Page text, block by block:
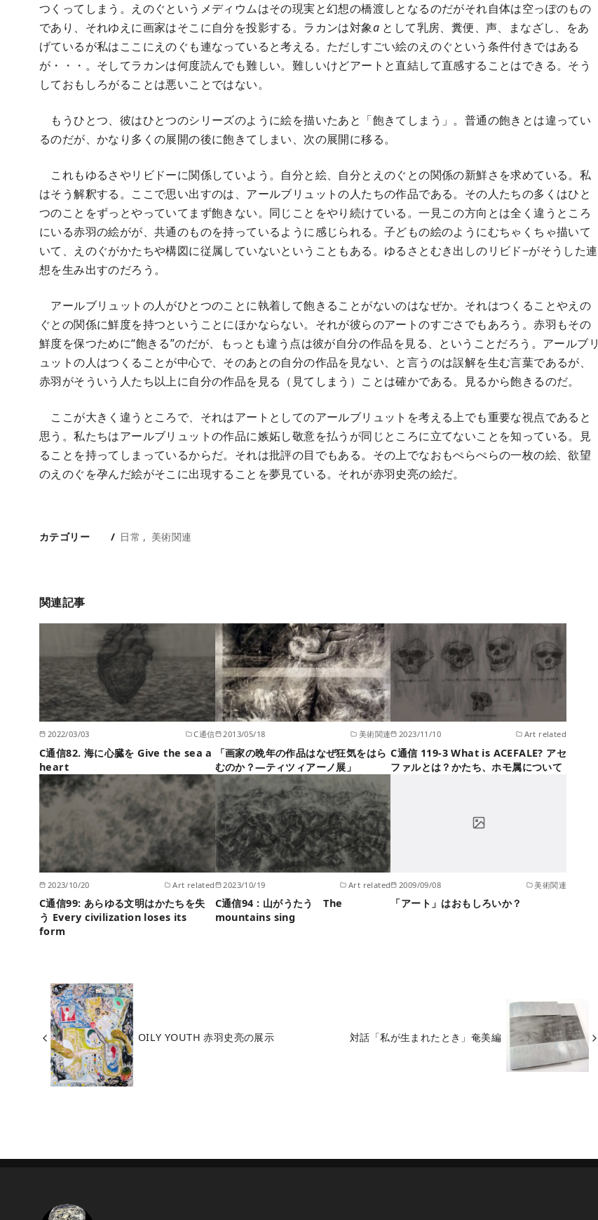
つくってしまう。えのぐというメディウムはその現実と幻想の橋渡しとなるのだがそれ自体は空っぽのもの
であり、それゆえに画家はそこに自分を投影する。ラカンは対象a として乳房、糞便、声、まなざし、をあ
げているが私はここにえのぐも連なっていると考える。ただしすごい絵のえのぐという条件付きではある
が・・・。そしてラカンは何度読んでも難しい。難しいけどアートと直結して直感することはできる。そう
しておもしろがることは悪いことではない。
もうひとつ、彼はひとつのシリーズのように絵を描いたあと「飽きてしまう」。普通の飽きとは違ってい
るのだが、かなり多くの展開の後に飽きてしまい、次の展開に移る。
これもゆるさやリビドーに関係していよう。自分と絵、自分とえのぐとの関係の新鮮さを求めている。私
はそう解釈する。ここで思い出すのは、アールブリュットの人たちの作品である。その人たちの多くはひと
つのことをずっとやっていてまず飽きない。同じことをやり続けている。一見この方向とは全く違うところ
にいる赤羽の絵がが、共通のものを持っているように感じられる。子どもの絵のようにむちゃくちゃ描いて
いて、えのぐがかたちや構図に従属していないということもある。ゆるさとむき出しのリビド−がそうした連
想を生み出すのだろう。
アールブリュットの人がひとつのことに執着して飽きることがないのはなぜか。それはつくることやえの
ぐとの関係に鮮度を持つということにほかならない。それが彼らのアートのすごさでもあろう。赤羽もその
鮮度を保つために“飽きる”のだが、もっとも違う点は彼が自分の作品を見る、ということだろう。アールブリ
ュットの人はつくることが中心で、そのあとの自分の作品を見ない、と言うのは誤解を生む言葉であるが、
赤羽がそういう人たち以上に自分の作品を見る（見てしまう）ことは確かである。見るから飽きるのだ。
ここが大きく違うところで、それはアートとしてのアールブリュットを考える上でも重要な視点であると
思う。私たちはアールブリュットの作品に嫉妬し敬意を払うが同じところに立てないことを知っている。見
ることを持ってしまっているからだ。それは批評の目でもある。その上でなおもぺらぺらの一枚の絵、欲望
のえのぐを孕んだ絵がそこに出現することを夢見ている。それが赤羽史亮の絵だ。
カテゴリー 日常 美術関連
関連記事
2022/03/03 C通信
C通信82. 海に心臓を Give the sea a
heart
2013/05/18 美術関連
「画家の晩年の作品はなぜ狂気をはら
むのか？—ティツィアーノ展」
2023/11/10 Art related
C通信 119-3 What is ACEFALE? アセ
ファルとは？かたち、ホモ属について
2023/10/20 Art related
C通信99: あらゆる文明はかたちを失
う Every civilization loses its
form
2023/10/19 Art related
C通信94 : 山がうたう The
mountains sing
2009/09/08 美術関連
「アート」はおもしろいか？
OILY YOUTH 赤羽史亮の展示 対話「私が生まれたとき」奄美編